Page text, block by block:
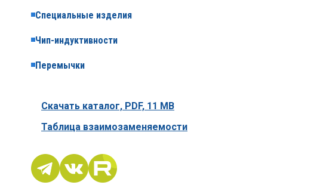
Специальные изделия
Чип-индуктивности
Перемычки
Скачать каталог, PDF, 11 MB
Таблица взаимозаменяемости